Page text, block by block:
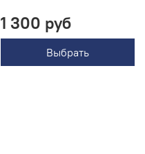
1 300 руб
Выбрать